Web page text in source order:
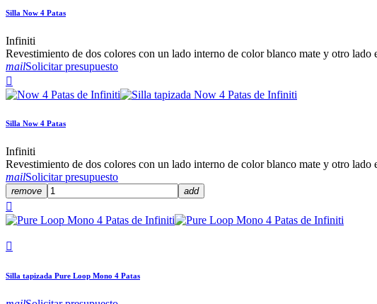
Silla Now 4 Patas
Infiniti
Revestimiento de dos colores con un lado interno de color blanco mate y otro
mailSolicitar presupuesto

Silla Now 4 Patas
Infiniti
Revestimiento de dos colores con un lado interno de color blanco mate y otro
mailSolicitar presupuesto
remove add


Silla tapizada Pure Loop Mono 4 Patas